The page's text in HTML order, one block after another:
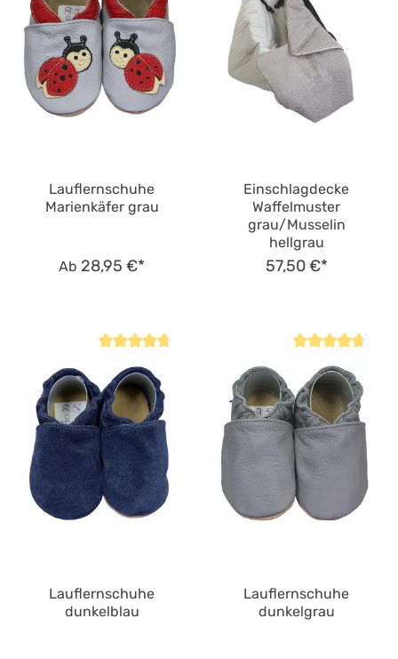
Lauflernschuhe
Marienkäfer grau
Ab 28,95 €*
Einschlagdecke
Waffelmuster
grau/Musselin
hellgrau
57,50 €*
Lauflernschuhe
dunkelblau
Lauflernschuhe
dunkelgrau